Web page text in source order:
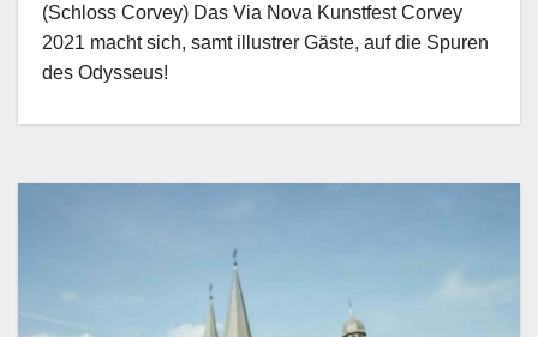
(Schloss Corvey) Das Via Nova Kunstfest Corvey
2021 macht sich, samt illustrer Gäste, auf die Spuren
des Odysseus!